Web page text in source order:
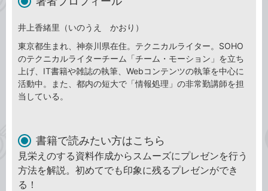
井上香緒里（いのうえ かおり）
東京都生まれ、神奈川県在住。テクニカルライター。SOHO
のテクニカルライターチーム「チーム・モーション」を立ち
上げ、IT書籍や雑誌の執筆、Webコンテンツの執筆を中心に
活動中。また、都内の短大で「情報処理」の非常勤講師を担
当している。
書籍で読みたい方はこちら
見栄えのする資料作成からスムーズにプレゼンを行う
方法を解説。初めてでも印象に残るプレゼンができ
る！